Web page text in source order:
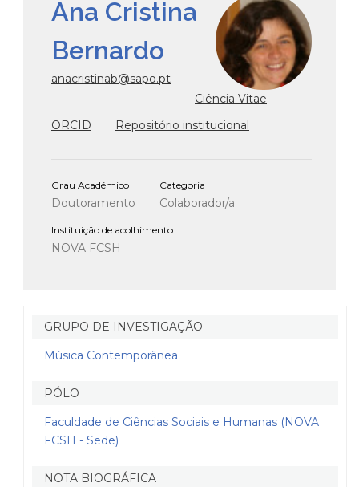
Ana Cristina
Bernardo
anacristinab@sapo.pt
Ciência Vitae
ORCID
Repositório institucional
Grau Académico
Doutoramento
Categoria
Colaborador/a
Instituição de acolhimento
NOVA FCSH
GRUPO DE INVESTIGAÇÃO
Música Contemporânea
PÓLO
Faculdade de Ciências Sociais e Humanas (NOVA
FCSH - Sede)
NOTA BIOGRÁFICA